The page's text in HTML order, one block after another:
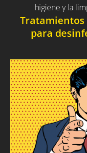
higiene y la
Tratamientos
para